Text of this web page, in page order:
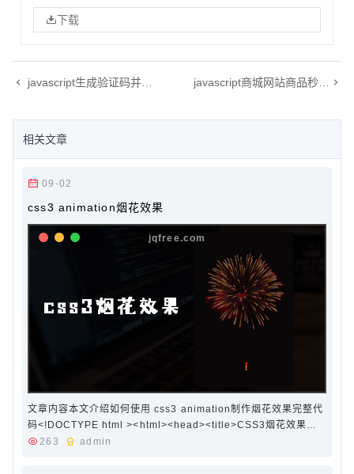
下载
javascript生成验证码并实现验证功能
相关文章
09-02
css3 animation烟花效果
文章内容本文介绍如何使用 css3 animation制作烟花效果完整代
码<!DOCTYPE html ><html><head><title>CSS3烟花效果
</title><style>body {background-color: #090708; }.fireBox
263 admin